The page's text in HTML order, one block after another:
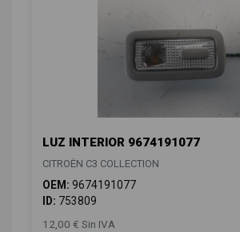
LUZ INTERIOR 9674191077
CITROËN C3 COLLECTION
OEM: 9674191077
ID: 753809
12,00 € Sin IVA